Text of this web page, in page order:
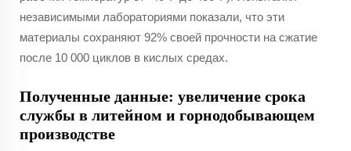
независимыми лабораториями показали, что эти
материалы сохраняют 92% своей прочности на сжатие
после 10 000 циклов в кислых средах.
Полученные данные: увеличение срока
службы в литейном и горнодобывающем
производстве